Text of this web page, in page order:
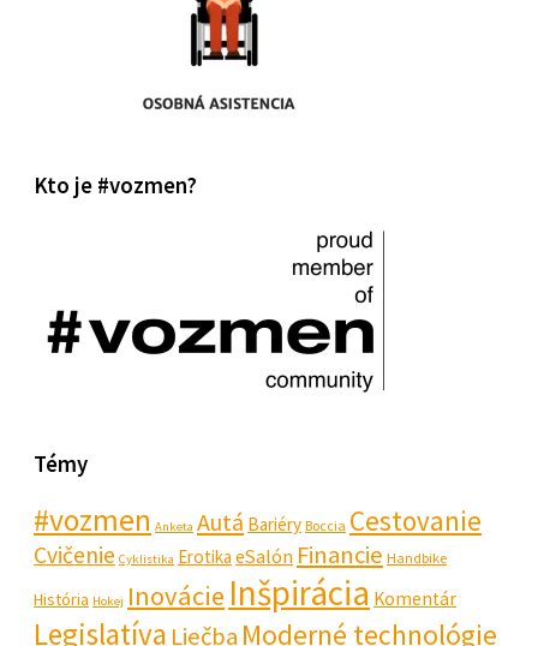
Kto je #vozmen?
Témy
#vozmen Anketa Autá Bariéry Boccia Cestovanie
Cvičenie Cyklistika Erotika eSalón Financie Handbike
História Hokej Inovácie Inšpirácia Komentár
Legislatíva Liečba Moderné technológie